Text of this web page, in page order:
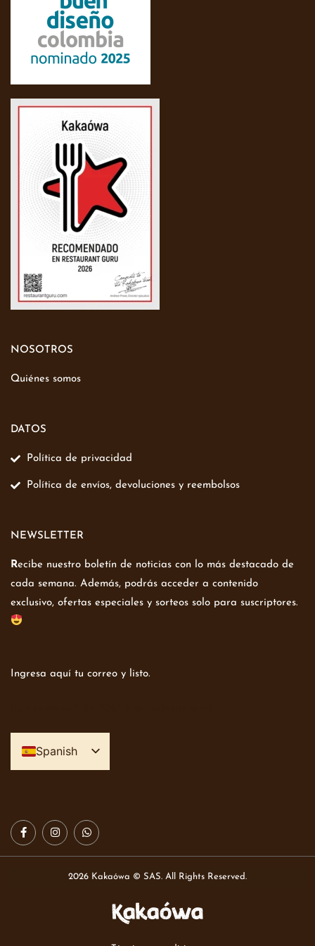
NOSOTROS
Quiénes somos
DATOS
Política de privacidad
Política de envíos, devoluciones y reembolsos
NEWSLETTER
Recibe nuestro boletín de noticias con lo más destacado de
cada semana. Además, podrás acceder a contenido
exclusivo, ofertas especiales y sorteos solo para suscriptores.
Ingresa aquí tu correo y listo.
Spanish
English
2026 Kakaówa © SAS. All Rights Reserved.